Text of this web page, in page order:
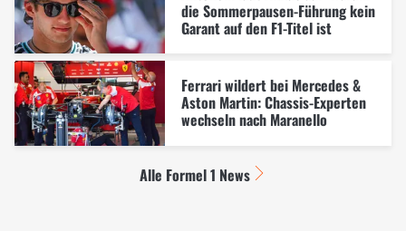
die Sommerpausen-Führung kein
Garant auf den F1-Titel ist
Ferrari wildert bei Mercedes &
Aston Martin: Chassis-Experten
wechseln nach Maranello
Alle Formel 1 News